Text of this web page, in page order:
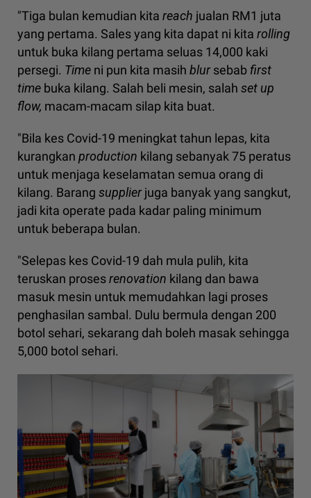
"Tiga bulan kemudian kita reach jualan RM1 juta
yang pertama. Sales yang kita dapat ni kita rolling
untuk buka kilang pertama seluas 14,000 kaki
persegi. Time ni pun kita masih blursebab first
time buka kilang. Salah beli mesin, salah set up
flow, macam-macam silap kita buat.
"Bila kes Covid-19 meningkat tahun lepas, kita
kurangkan production kilang sebanyak 75 peratus
untuk menjaga keselamatan semua orang di
kilang. Barang supplierjuga banyak yang sangkut,
jadi kita operate pada kadar paling minimum
untuk beberapa bulan.
"Selepas kes Covid-19 dah mula pulih, kita
teruskan prosesrenovation kilang dan bawa
masuk mesin untuk memudahkan lagi proses
penghasilan sambal. Dulu bermula dengan 200
botol sehari, sekarang dah boleh masak sehingga
5,000 botol sehari.